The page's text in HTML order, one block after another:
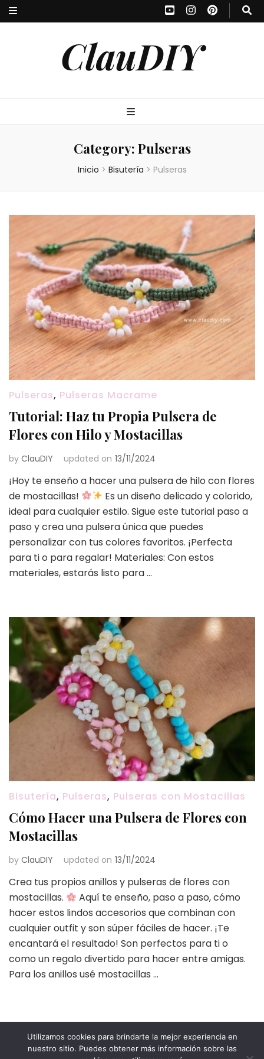
ClauDIY
Category: Pulseras
Inicio > Bisutería > Pulseras
Pulseras, Pulseras Macrame
Tutorial: Haz tu Propia Pulsera de
Flores con Hilo y Mostacillas
by ClauDIY updated on 13/11/2024
¡Hoy te enseño a hacer una pulsera de hilo con flores
de mostacillas!
Es un diseño delicado y colorido,
ideal para cualquier estilo. Sigue este tutorial paso a
paso y crea una pulsera única que puedes
personalizar con tus colores favoritos. ¡Perfecta
para ti o para regalar! Materiales: Con estos
materiales, estarás listo para …
Bisutería, Pulseras, Pulseras con Mostacillas
Cómo Hacer una Pulsera de Flores con
Mostacillas
by ClauDIY updated on 13/11/2024
Crea tus propios anillos y pulseras de flores con
mostacillas.
Aquí te enseño, paso a paso, cómo
hacer estos lindos accesorios que combinan con
cualquier outfit y son súper fáciles de hacer. ¡Te
encantará el resultado! Son perfectos para ti o
como un regalo divertido para hacer entre amigas.
Para los anillos usé mostacillas …
Utilizamos cookies para brindarte la mejor experiencia en
nuestro sitio. Puedes obtener más información sobre las